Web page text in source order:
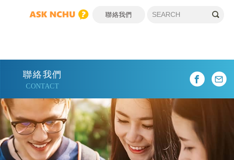
聯絡我們
聯絡我們
CONTACT